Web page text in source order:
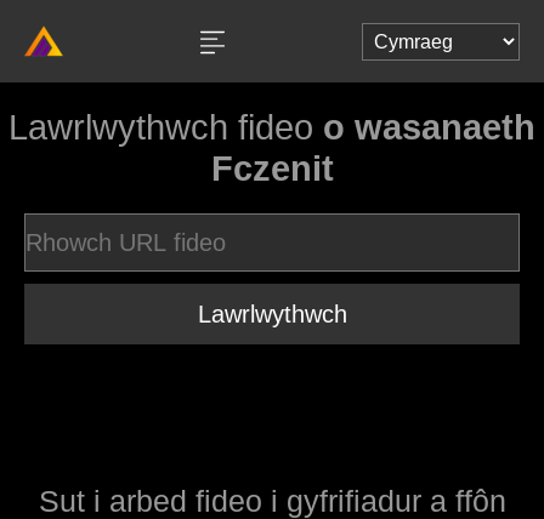
Lawrlwythwch fideo o wasanaeth
Fczenit
Lawrlwythwch
Sut i arbed fideo i gyfrifiadur a ffôn